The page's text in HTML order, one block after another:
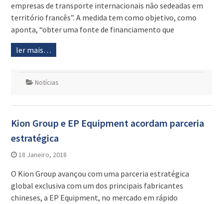
empresas de transporte internacionais não sedeadas em
território francês”. A medida tem como objetivo, como
aponta, “obter uma fonte de financiamento que
ler mais…
Notícias
Kion Group e EP Equipment acordam parceria
estratégica
18 Janeiro, 2018
O Kion Group avançou com uma parceria estratégica
global exclusiva com um dos principais fabricantes
chineses, a EP Equipment, no mercado em rápido